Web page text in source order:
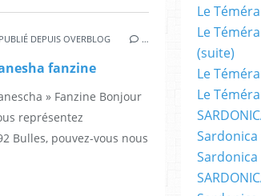
,AUTEUR
PUBLIÉ DEPUIS OVERBLOG …
fanzine
» Fanzine Bonjour
représentez
Bulles, pouvez-vous nous
Le
Le
(suite)
Le
Le